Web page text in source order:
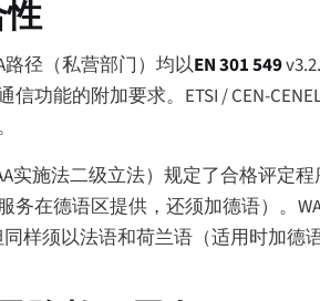
路径（私营部门）均以EN 301 549
功能的附加要求。ETSI / CEN-
实施法二级立法）规定了合格评
在德语区提供，还须加德语）。
样须以法语和荷兰语（适用时加德语